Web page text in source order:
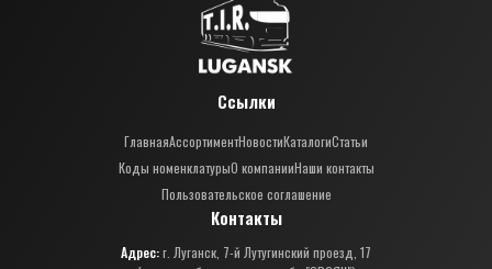
Ссылки
ГлавнаяАссортиментНовостиКаталогиСтатьи
Коды номенклатурыО компанииНаши контакты
Пользовательское соглашение
Контакты
Адрес:г. Луганск, 7-й Лутугинский проезд, 17